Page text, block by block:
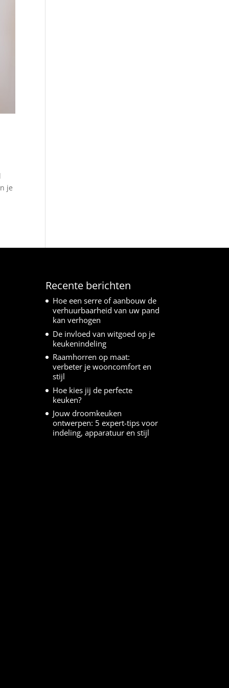
je
Recente berichten
Hoe een serre of aanbouw de
verhuurbaarheid van uw pand
kan verhogen
De invloed van witgoed op je
keukenindeling
Raamhorren op maat:
verbeter je wooncomfort en
stijl
Hoe kies jij de perfecte
keuken?
Jouw droomkeuken
ontwerpen: 5 expert-tips voor
indeling, apparatuur en stijl